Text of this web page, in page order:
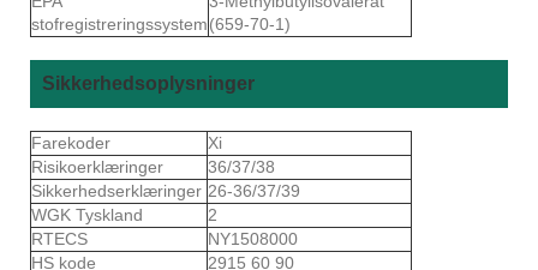
stofregistreringssystem(659-70-1)
Sikkerhedsoplysninger
Farekoder
Xi
Risikoerklæringer
36/37/38
Sikkerhedserklæringer 26-36/37/39
WGK Tyskland
2
RTECS
NY1508000
HS kode
2915 60 90